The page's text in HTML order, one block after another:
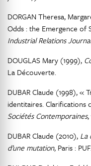
DORGAN Theresa,
Odds : the Emergence of
Industrial Relations
DOUGLAS Mary (1999),
La Découverte.
DUBAR Claude (1998), «
identitaires.
Sociétés Contemporaines,
DUBAR Claude (2010), La
d’une mutation, Paris :